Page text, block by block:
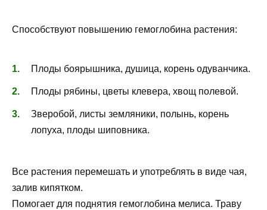
Способствуют повышению гемоглобина растения:
Плоды боярышника, душица, корень одуванчика.
Плоды рябины, цветы клевера, хвощ полевой.
Зверобой, листы земляники, полынь, корень
лопуха, плоды шиповника.
Все растения перемешать и употреблять в виде чая,
залив кипятком.
Помогает для поднятия гемоглобина мелиса. Траву